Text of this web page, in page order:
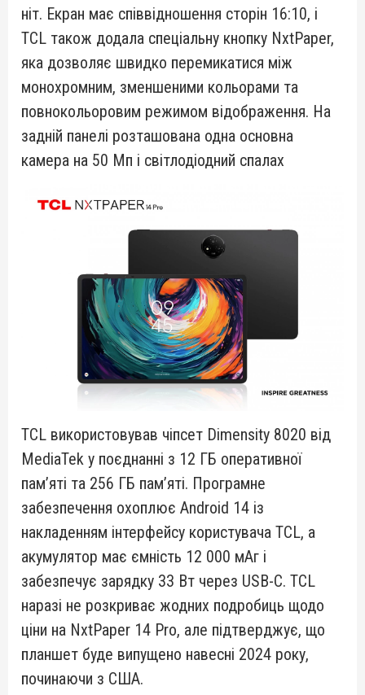
ніт. Екран має співвідношення сторін 16:10, і
TCL також додала спеціальну кнопку NxtPaper,
яка дозволяє швидко перемикатися між
монохромним, зменшеними кольорами та
повнокольоровим режимом відображення. На
задній панелі розташована одна основна
камера на 50 Мп і світлодіодний спалах
TCL використовував чіпсет Dimensity 8020 від
MediaTek у поєднанні з 12 ГБ оперативної
пам’яті та 256 ГБ пам’яті. Програмне
забезпечення охоплює Android 14 із
накладенням інтерфейсу користувача TCL, а
акумулятор має ємність 12 000 мАг і
забезпечує зарядку 33 Вт через USB-C. TCL
наразі не розкриває жодних подробиць щодо
ціни на NxtPaper 14 Pro, але підтверджує, що
планшет буде випущено навесні 2024 року,
починаючи з США.